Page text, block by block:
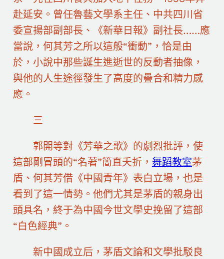
赴延安。曾任魯藝文學系主任、中共四川省
委宣揚部副部長、《新華日報》副社長……應
當說，何其芳之所以這般“衝動”，恰是由
於，小說中那些誕生進逝世的反動者抽像，
與他的人生途徑發生了高度的疊合和精力感
應。
三
郭開等對《芳華之歌》的劇烈批評，使
這部剛冒頭的“名著”簡直夭折， 舞蹈教室茅
盾、何其芳借《中國青年》表白立場，也是
看到了這一情勢。他們尤其是茅盾的親身出
頭具名，終于為中國今世文學史挽留了這部
“白色經典”。
新中國成立后，茅盾文論和文學批駁良